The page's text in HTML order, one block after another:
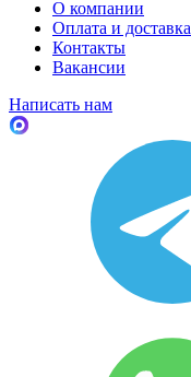
О компании
Оплата и доставка
Контакты
Вакансии
Написать нам